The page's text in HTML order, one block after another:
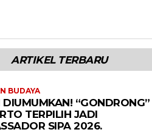
ARTIKEL TERBARU
BUDAYA
DIUMUMKAN! “GONDRONG”
TERPILIH JADI
SIPA 2026.